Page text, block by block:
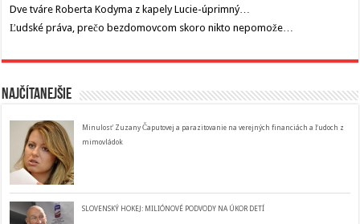
Dve tváre Roberta Kodyma z kapely Lucie-úprimný…
Ľudské práva, prečo bezdomovcom skoro nikto nepomože…
Najčítanejšie
Minulosť Zuzany Čaputovej a parazitovanie na verejných financiách a ľudoch z
mimovládok
SLOVENSKÝ HOKEJ: MILIÓNOVÉ PODVODY NA ÚKOR DETÍ